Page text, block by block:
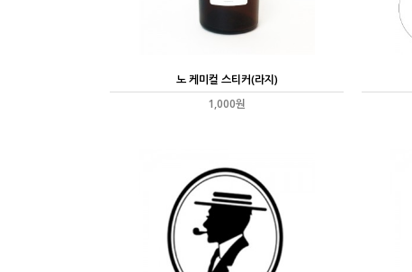
노 케미컬 스티커(라지)
1,000원